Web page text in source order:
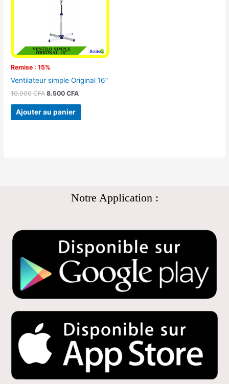
Remise : 15%
Ventilateur simple Original 16″
10.000CFA 8.500CFA
Ajouter au panier
Notre Application :